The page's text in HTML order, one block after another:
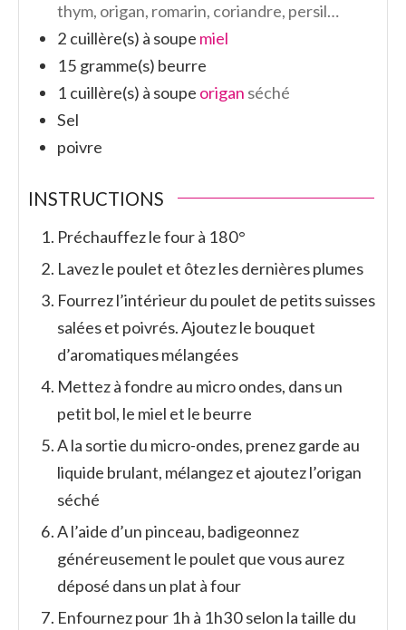
thym, origan, romarin, coriandre, persil…
2 cuillère(s) à soupe miel
15 gramme(s) beurre
1 cuillère(s) à soupe origan séché
Sel
poivre
INSTRUCTIONS
Préchauffez le four à 180°
Lavez le poulet et ôtez les dernières plumes
Fourrez l’intérieur du poulet de petits suisses
salées et poivrés. Ajoutez le bouquet
d’aromatiques mélangées
Mettez à fondre au micro ondes, dans un
petit bol, le miel et le beurre
A la sortie du micro-ondes, prenez garde au
liquide brulant, mélangez et ajoutez l’origan
séché
A l’aide d’un pinceau, badigeonnez
généreusement le poulet que vous aurez
déposé dans un plat à four
Enfournez pour 1h à 1h30 selon la taille du